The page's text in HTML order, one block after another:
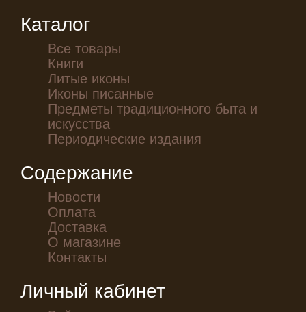
Каталог
Все товары
Книги
Литые иконы
Иконы писанные
Предметы традиционного быта и
искусства
Периодические издания
Содержание
Новости
Оплата
Доставка
О магазине
Контакты
Личный кабинет